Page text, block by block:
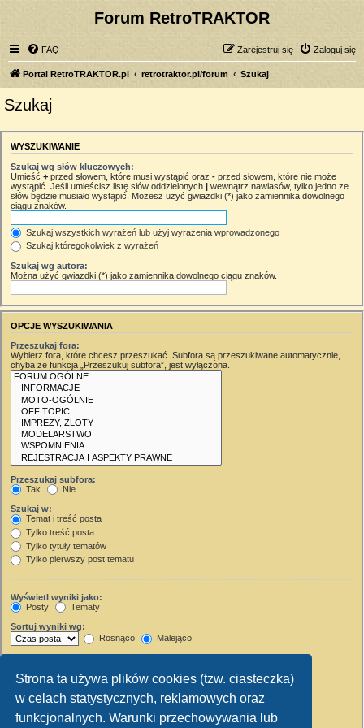
Strona ta używa plików cookies (tzw. ciasteczka)
w celach statystycznych, reklamowych oraz
funkcjonalnych. Warunki przechowywania lub
Forum RetroTRAKTOR
FAQ Zaloguj się
Zarejestruj się
Portal RetroTRAKTOR.pl retrotraktor.pl/forum Szukaj
Szukaj
WYSZUKIWANIE
Szukaj wg słów kluczowych:
Umieść + przed słowem, które musi wystąpić oraz - przed słowem, które nie może
wystąpić. Jeśli umieścisz listę słów oddzielonych | wewnątrz nawiasów, tylko jedno ze
słów będzie musiało wystąpić. Możesz użyć gwiazdki (*) jako zamiennika dowolnego
ciągu znaków.
Szukaj wszystkich wyrażeń lub użyj wyrażenia wprowadzonego
Szukaj któregokolwiek z wyrażeń
Szukaj wg autora:
Można użyć gwiazdki (*) jako zamiennika dowolnego ciągu znaków.
OPCJE WYSZUKIWANIA
Przeszukaj fora:
Wybierz fora, które chcesz przeszukać. Subfora są przeszukiwane automatycznie,
chyba że funkcja „Przeszukuj subfora”, jest wyłączona.
Przeszukaj subfora:
Tak
Nie
Szukaj w:
Temat i treść posta
Tylko treść posta
Tylko tytuły tematów
Tylko pierwszy post tematu
Wyświetl wyniki jako:
Posty
Tematy
Sortuj wyniki wg:
Rosnąco
Malejąco
Wyświetl pierwsze:
Ustaw 0, aby wyświetlić cały post.
znaków w poście